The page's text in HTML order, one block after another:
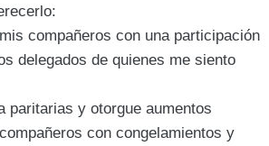
compañeros con una participación
delegados de quienes me siento
paritarias y otorgue aumentos
con congelamientos y